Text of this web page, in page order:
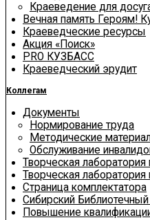
Краеведение для
Вечная память Героям!
Краеведческие ресурсы
Акция «Поиск»
PRO КУЗБАСС
Краеведческий эрудит
Коллегам
Документы
Нормирование труда
Методические
Обслуживание
Творческая
Творческая
Страница комплектатора
Сибирский
Повышение